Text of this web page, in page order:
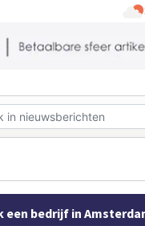
een bedrijf in